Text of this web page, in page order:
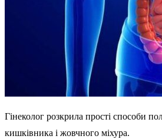
Гінеколог розкрила прості способи
кишківника і жовчного міхура.